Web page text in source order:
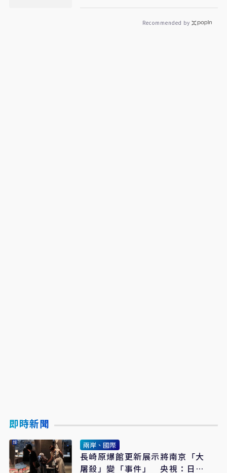
Recommended by
即時新聞
兩岸、國際
長崎原爆館更新展示將南京「大
屠殺」變「事件」 央視：日本